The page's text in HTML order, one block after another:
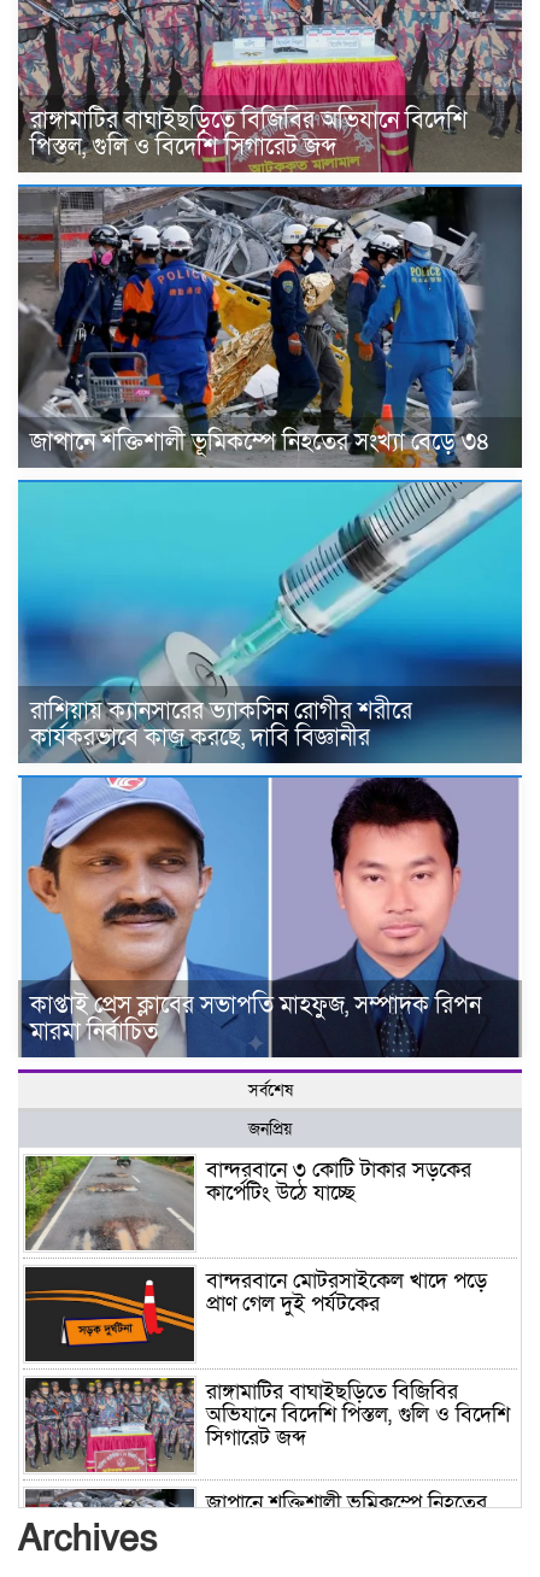
রাঙ্গামাটির বাঘাইছড়িতে বিজিবির অভিযানে বিদেশি
পিস্তল, গুলি ও বিদেশি সিগারেট জব্দ
জাপানে শক্তিশালী ভূমিকম্পে নিহতের সংখ্যা বেড়ে ৩৪
রাশিয়ায় ক্যানসারের ভ্যাকসিন রোগীর শরীরে
কার্যকরভাবে কাজ করছে, দাবি বিজ্ঞানীর
কাপ্তাই প্রেস ক্লাবের সভাপতি মাহফুজ, সম্পাদক রিপন
মারমা নির্বাচিত
সর্বশেষ
জনপ্রিয়
বান্দরবানে ৩ কোটি টাকার সড়কের
কার্পেটিং উঠে যাচ্ছে
বান্দরবানে মোটরসাইকেল খাদে পড়ে
প্রাণ গেল দুই পর্যটকের
রাঙ্গামাটির বাঘাইছড়িতে বিজিবির
অভিযানে বিদেশি পিস্তল, গুলি ও বিদেশি
সিগারেট জব্দ
জাপানে শক্তিশালী ভূমিকম্পে নিহতের
Archives